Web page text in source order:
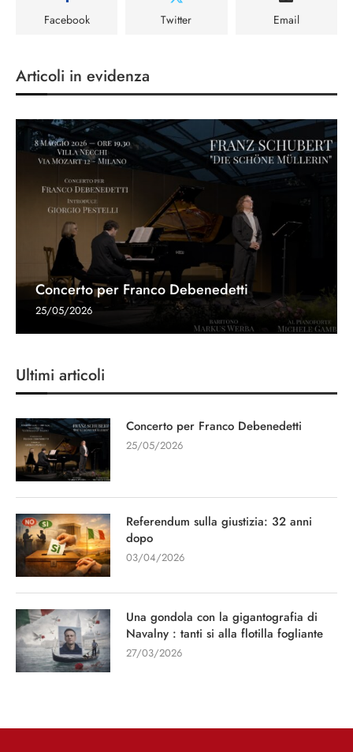
Facebook Twitter Email
Articoli in evidenza
Concerto per Franco Debenedetti
25/05/2026
Ultimi articoli
Concerto per Franco Debenedetti
25/05/2026
Referendum sulla giustizia: 32 anni
dopo
03/04/2026
Una gondola con la gigantografia di
Navalny : tanti si alla flotilla fogliante
27/03/2026